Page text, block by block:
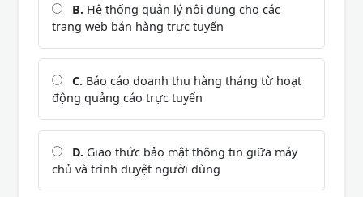
B. Hệ thống quản lý nội dung cho các
trang web bán hàng trực tuyến
C. Báo cáo doanh thu hàng tháng từ hoạt
động quảng cáo trực tuyến
D. Giao thức bảo mật thông tin giữa máy
chủ và trình duyệt người dùng